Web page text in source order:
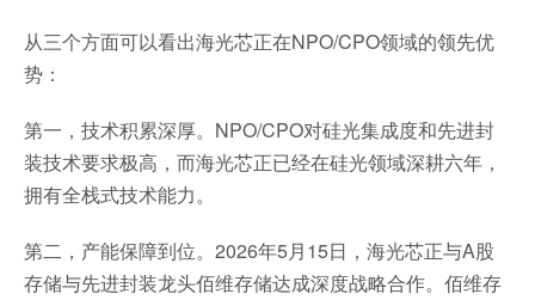
从三个方面可以看出海光芯正在NPO/CPO领域的领先优
势：
第一，技术积累深厚。NPO/CPO对硅光集成度和先进封
装技术要求极高，而海光芯正已经在硅光领域深耕六年，
拥有全栈式技术能力。
第二，产能保障到位。2026年5月15日，海光芯正与A股
存储与先进封装龙头佰维存储达成深度战略合作。佰维存